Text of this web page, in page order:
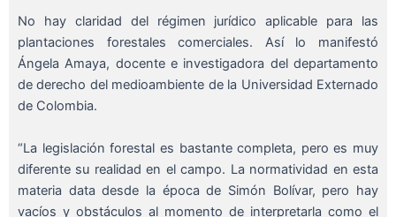
No hay claridad del régimen jurídico aplicable para las
plantaciones forestales comerciales. Así lo manifestó
Ángela Amaya, docente e investigadora del departamento
de derecho del medioambiente de la Universidad Externado
de Colombia.
“La legislación forestal es bastante completa, pero es muy
diferente su realidad en el campo. La normatividad en esta
materia data desde la época de Simón Bolívar, pero hay
vacíos y obstáculos al momento de interpretarla como el